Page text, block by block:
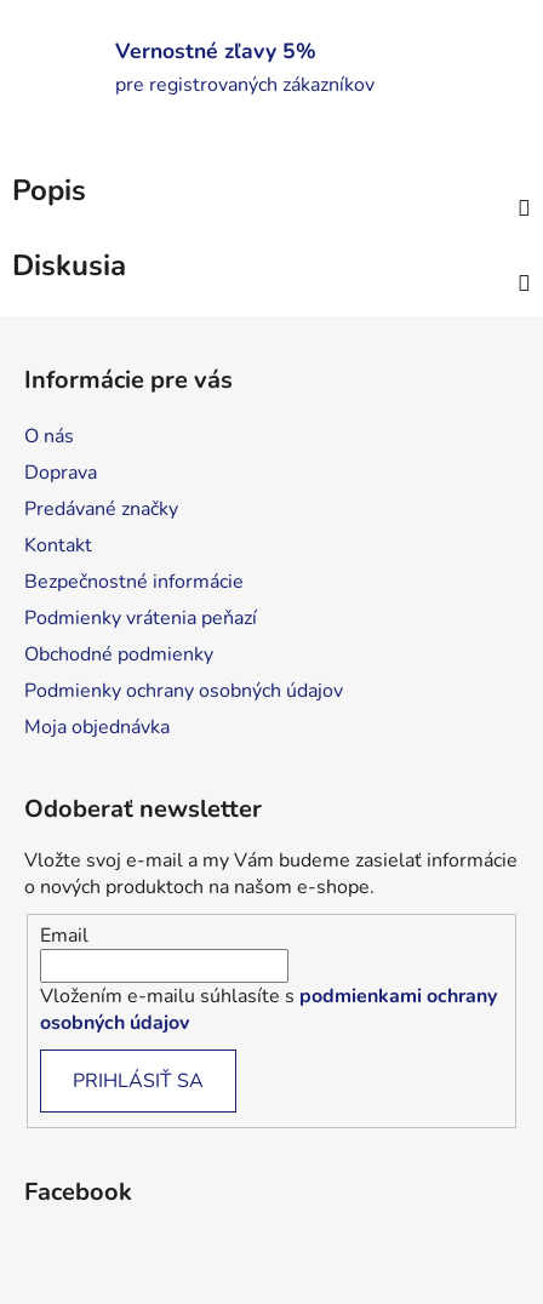
Vernostné zľavy 5%
pre registrovaných zákazníkov
Popis
Diskusia
Informácie pre vás
O nás
Doprava
Predávané značky
Kontakt
Bezpečnostné informácie
Podmienky vrátenia peňazí
Obchodné podmienky
Podmienky ochrany osobných údajov
Moja objednávka
Odoberať newsletter
Vložte svoj e-mail a my Vám budeme zasielať informácie
o nových produktoch na našom e-shope.
Email
Vložením e-mailu súhlasíte s podmienkami ochrany
osobných údajov
PRIHLÁSIŤ SA
Facebook